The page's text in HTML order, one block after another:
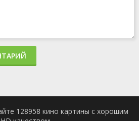
128958 кино картины с хорошим